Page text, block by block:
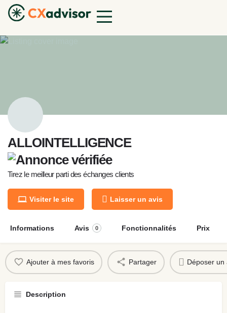
ALLOINTELLIGENCE
Tirez le meilleur parti des échanges clients
Visiter le site Laisser un avis
Informations Avis 0 Fonctionnalités Prix
Ajouter à mes favoris Partager Déposer un
Description